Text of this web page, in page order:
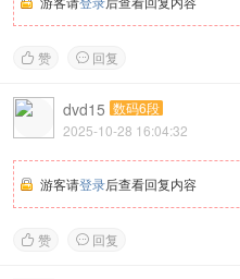
 赞  回复
dvd15 数码6段
2025-10-28 16:04:32
游客请登录后查看回复内容
 赞  回复